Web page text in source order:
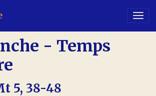
- Temps
5, 38-48